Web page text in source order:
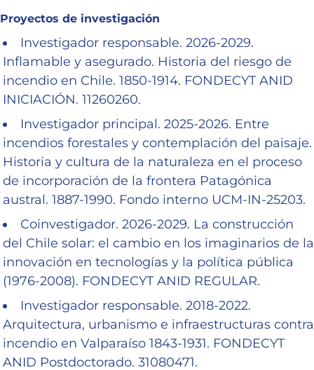
Proyectos de investigación
Investigador responsable. 2026-2029.
Inflamable y asegurado. Historia del riesgo de
incendio en Chile. 1850-1914. FONDECYT ANID
INICIACIÓN. 11260260.
Investigador principal. 2025-2026. Entre
incendios forestales y contemplación del paisaje.
Historia y cultura de la naturaleza en el proceso
de incorporación de la frontera Patagónica
austral. 1887-1990. Fondo interno UCM-IN-25203.
Coinvestigador. 2026-2029. La construcción
del Chile solar: el cambio en los imaginarios de la
innovación en tecnologías y la política pública
(1976-2008). FONDECYT ANID REGULAR.
Investigador responsable. 2018-2022.
Arquitectura, urbanismo e infraestructuras contra
incendio en Valparaíso 1843-1931. FONDECYT
ANID Postdoctorado. 31080471.